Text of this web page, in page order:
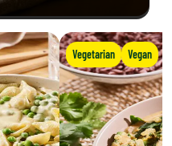
Vegetarian Vegan